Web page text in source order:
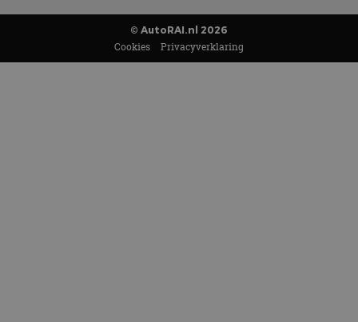
© AutoRAI.nl 2026
Cookies Privacyverklaring